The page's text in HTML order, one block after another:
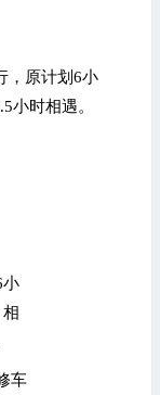
，原计划6小
小时相遇。
小
车